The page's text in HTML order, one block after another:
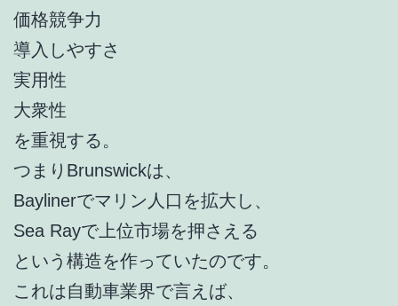
価格競争力
導入しやすさ
実用性
大衆性
を重視する。
つまりBrunswickは、
Baylinerでマリン人口を拡大し、
Sea Rayで上位市場を押さえる
という構造を作っていたのです。
これは自動車業界で言えば、